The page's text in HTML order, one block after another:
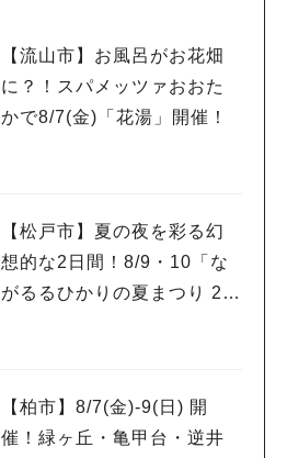
【流山市】お風呂がお花畑
に？！スパメッツァおおた
かで8/7(金)「花湯」開催！
【松戸市】夏の夜を彩る幻
想的な2日間！8/9・10「な
がるるひかりの夏まつり 20
【柏市】8/7(金)‐9(日) 開
催！緑ヶ丘・亀甲台・逆井